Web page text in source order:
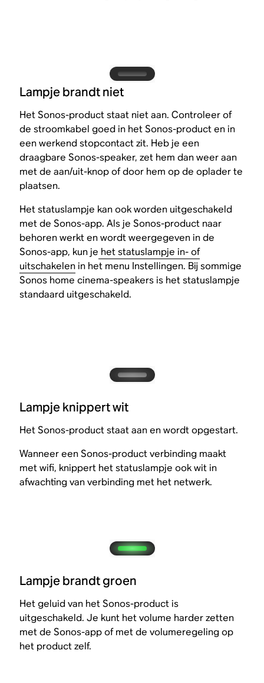
Lampje brandt niet
Het Sonos-product staat niet aan. Controleer of
de stroomkabel goed in het Sonos-product en in
een werkend stopcontact zit. Heb je een
draagbare Sonos-speaker, zet hem dan weer aan
met de aan/uit-knop of door hem op de oplader te
plaatsen.
Het statuslampje kan ook worden uitgeschakeld
met de Sonos-app. Als je Sonos-product naar
behoren werkt en wordt weergegeven in de
Sonos-app, kun je het statuslampje in- of
uitschakelenin het menu Instellingen. Bij sommige
Sonos home cinema-speakers is het statuslampje
standaard uitgeschakeld.
Lampje knippert wit
Het Sonos-product staat aan en wordt opgestart.
Wanneer een Sonos-product verbinding maakt
met wifi, knippert het statuslampje ook wit in
afwachting van verbinding met het netwerk.
Lampje brandt groen
Het geluid van het Sonos-product is
uitgeschakeld. Je kunt het volume harder zetten
met de Sonos-app of met de volumeregeling op
het product zelf.